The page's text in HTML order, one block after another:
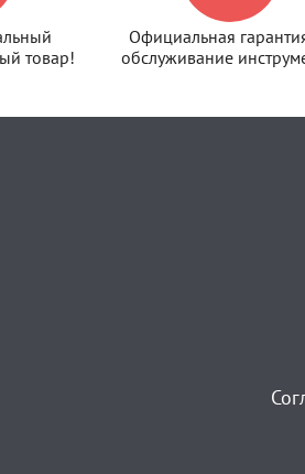
товар!
Официальная
обслуживание